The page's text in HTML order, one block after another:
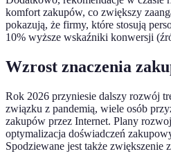
komfort zakupów, co zwiększy
pokazują, że firmy, które stosują
10% wyższe wskaźniki konwersji
Wzrost znaczenia
Rok 2026 przyniesie dalszy rozwój
związku z pandemią, wiele osób
zakupów przez Internet. Plany
optymalizacja doświadczeń
Spodziewane jest także zwiększenie